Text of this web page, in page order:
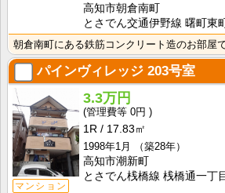
高知市朝倉南町
とさでん交通伊野線 曙町東
パインヴィレッジ 203号室
マンション
3.3万円
0円
1R
17.83㎡
1998年1月
（築28年）
高知市潮新町
とさでん桟橋線 桟橋通一丁